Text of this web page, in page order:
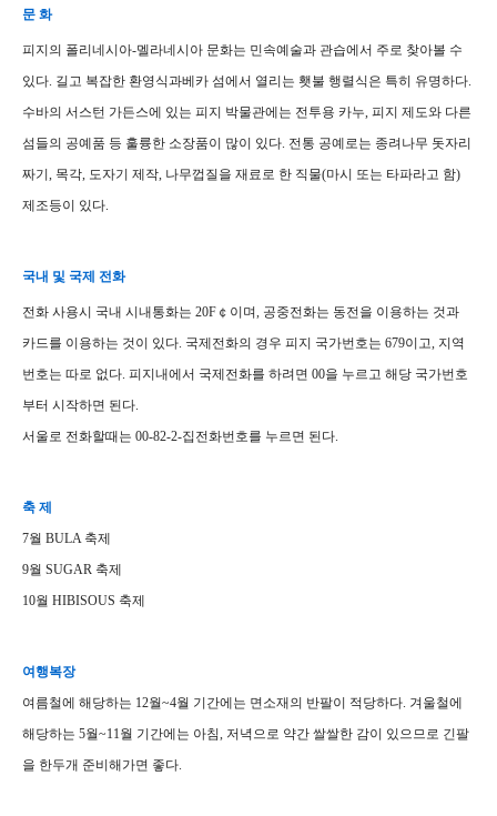
문 화
피지의 폴리네시아-멜라네시아 문화는 민속예술과 관습에서 주로 찾아볼 수
있다. 길고 복잡한 환영식과베카 섬에서 열리는 횃불 행렬식은 특히 유명하다.
수바의 서스턴 가든스에 있는 피지 박물관에는 전투용 카누, 피지 제도와 다른
섬들의 공예품 등 훌륭한 소장품이 많이 있다. 전통 공예로는 종려나무 돗자리
짜기, 목각, 도자기 제작, 나무껍질을 재료로 한 직물(마시 또는 타파라고 함)
제조등이 있다.
국내 및 국제 전화
전화 사용시 국내 시내통화는 20F￠이며, 공중전화는 동전을 이용하는 것과
카드를 이용하는 것이 있다. 국제전화의 경우 피지 국가번호는 679이고, 지역
번호는 따로 없다. 피지내에서 국제전화를 하려면 00을 누르고 해당 국가번호
부터 시작하면 된다.
서울로 전화할때는 00-82-2-집전화번호를 누르면 된다.
축 제
7월 BULA 축제
9월 SUGAR 축제
10월 HIBISOUS 축제
여행복장
여름철에 해당하는 12월~4월 기간에는 면소재의 반팔이 적당하다. 겨울철에
해당하는 5월~11월 기간에는 아침, 저녁으로 약간 쌀쌀한 감이 있으므로 긴팔
을 한두개 준비해가면 좋다.